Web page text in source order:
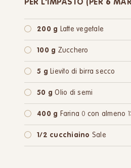
PER L'IMPASTO (PER 6
200 g Latte vegetale
100 g Zucchero
5 g Lievito di birra secco
50 g Olio di semi
400 g Farina 0 con almeno
1/2 cucchiaino Sale